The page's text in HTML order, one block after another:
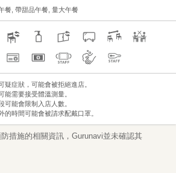
餐, 帶甜品午餐, 量大午餐
疑症狀，可能會被拒絕進店。
能需要接受體溫測量。
可能會限制入店人數。
的時間可能會被請求配戴口罩。
措施的相關資訊，Gurunavi並未確認其